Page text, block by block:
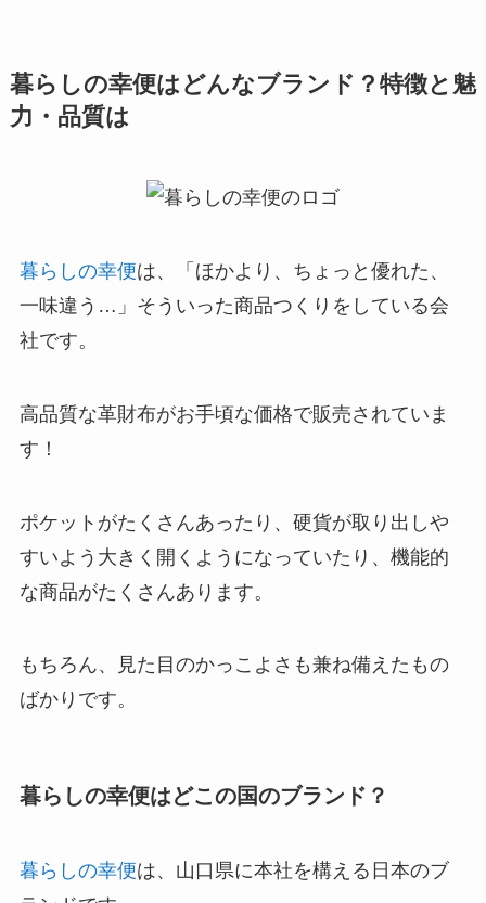
暮らしの幸便はどんなブランド？特徴と魅
力・品質は
暮らしの幸便は、「ほかより、ちょっと優れた、
一味違う…」そういった商品つくりをしている会
社です。
高品質な革財布がお手頃な価格で販売されていま
す！
ポケットがたくさんあったり、硬貨が取り出しや
すいよう大きく開くようになっていたり、機能的
な商品がたくさんあります。
もちろん、見た目のかっこよさも兼ね備えたもの
ばかりです。
暮らしの幸便はどこの国のブランド？
暮らしの幸便は、山口県に本社を構える日本のブ